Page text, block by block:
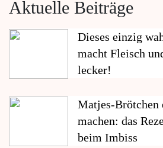
Aktuelle Beiträge
Dieses einzig
macht Fleisch
lecker!
Matjes-Brötchen
machen: das
beim Imbiss